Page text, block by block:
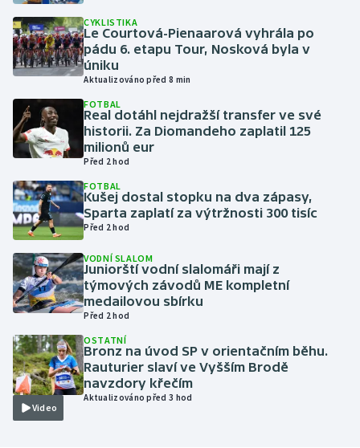
Jezdectví
Judo
Krasobruslení
Lezení
Lyže a snowboard
Moderní pětiboj
Motorsport
Olympijské hry
Parasport
Plavání
Plážový volejbal
CYKLISTIKA
Le Courtová-Pienaarová vyhrála po
pádu 6. etapu Tour, Nosková byla v
úniku
Aktualizováno před 8 min
FOTBAL
Real dotáhl nejdražší transfer ve své
historii. Za Diomandeho zaplatil 125
milionů eur
Před 2 hod
FOTBAL
Kušej dostal stopku na dva zápasy,
Sparta zaplatí za výtržnosti 300 tisíc
Před 2 hod
VODNÍ SLALOM
Juniorští vodní slalomáři mají z
týmových závodů ME kompletní
medailovou sbírku
Před 2 hod
Video
OSTATNÍ
Bronz na úvod SP v orientačním běhu.
Rauturier slaví ve Vyšším Brodě
navzdory křečím
Aktualizováno před 3 hod